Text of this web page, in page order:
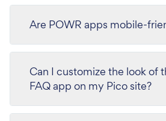
Are POWR apps mobile-
Can I customize the look of
FAQ app on my Pico site?